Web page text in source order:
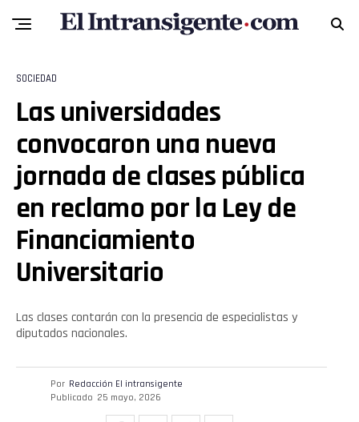
SOCIEDAD
Las universidades
convocaron una nueva
jornada de clases pública
en reclamo por la Ley de
Financiamiento
Universitario
Las clases contarán con la presencia de especialistas y
diputados nacionales.
Por Redacción El intransigente
Publicado 25 mayo, 2026